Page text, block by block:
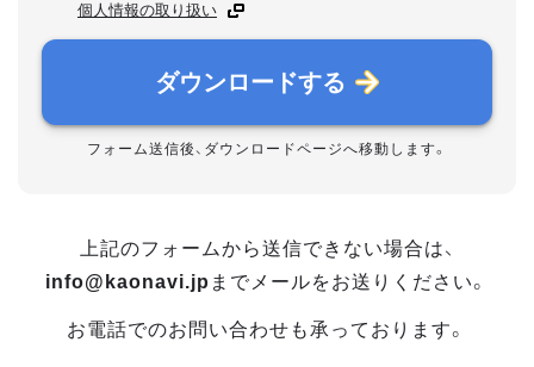
個人情報の取り扱い
ダウンロードする
フォーム送信後、ダウンロードページへ移動します。
上記のフォームから送信できない場合は、
info@kaonavi.jp までメールをお送りください。
お電話でのお問い合わせも承っております。